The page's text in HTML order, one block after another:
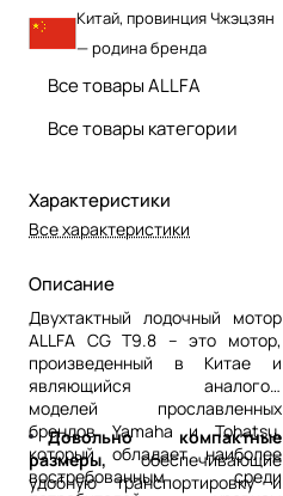
Китай, провинция Чжэцзян
— родина бренда
Все товары ALLFA
Все товары категории
Характеристики
Все характеристики
Описание
Двухтактный лодочный мотор
ALLFA CG T9.8 – это мотор,
произведенный в Китае и
являющийся аналогом
моделей прославленных
брендов Yamaha и Tohatsu,
который обладает наиболее
востребованным среди
Довольно компактные
размеры,обеспечивающие
удобную транспортировку и